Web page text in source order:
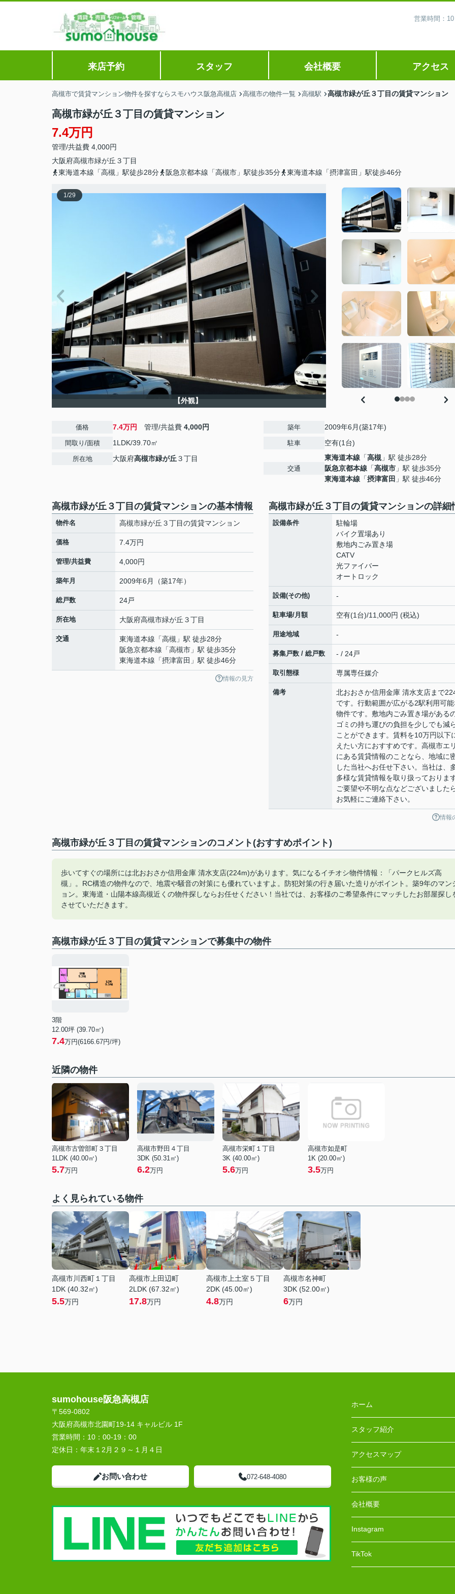
営業時間：
来店予約 スタッフ 会社概要 アクセス
高槻市で賃貸マンション物件を探すならスモハウス阪急高槻店 高槻市の物件一覧 高槻駅 高槻市緑が丘３丁目の賃貸マンション
高槻市緑が丘３丁目の賃貸マンション
7.4万円
管理/共益費 4,000円
大阪府高槻市緑が丘 ３丁目
東海道本線「高槻」駅徒歩28分
阪急京都本線「高槻市」駅徒歩35分 東海道本線「摂津富田」駅徒歩46分
1/29
【外観】
価格 7.4万円 管理/共益費 4,000円
間取り/面積 1LDK/39.70㎡
所在地 大阪府高槻市緑が丘 ３丁目
築年 2009年6月(築17年)
駐車 空有(1台)
交通
東海道本線 「高槻 」駅 徒歩28分
阪急京都本線 「高槻市 」駅 徒歩35分
東海道本線 「摂津富田 」駅 徒歩46分
高槻市緑が丘３丁目の賃貸マンションの基本情報
物件名 高槻市緑が丘３丁目の賃貸マンション
価格 7.4万円
管理/共益費 4,000円
築年月 2009年6月（築17年）
総戸数 24戸
所在地 大阪府高槻市緑が丘 ３丁目
交通 東海道本線 「高槻 」駅 徒歩28分
阪急京都本線 「高槻市 」駅 徒歩35分
東海道本線 「摂津富田 」駅 徒歩46分
情報の見方
高槻市緑が丘３丁目の賃貸マンションの詳細
設備条件
駐輪場
バイク置場あり
敷地内ごみ置き場
CATV
光ファイバー
オートロック
設備(その他) -
駐車場/月額 空有(1台)/11,000円 (税込)
用途地域 -
募集戸数 / 総戸数 - / 24戸
取引態様 専属専任媒介
備考
北おおさか信用金庫 清水支店まで
です。行動範囲が広がる2駅利用可
物件です。敷地内ごみ置き場がある
ゴミの持ち運びの負担を少しでも減
ことができます。賃料を10万円以下
えたい方におすすめです。高槻市エ
にある賃貸情報のことなら、地域に
した当社へお任せ下さい。当社は、
多様な賃貸情報を取り扱っておりま
ご要望や不明な点などございました
お気軽にご連絡下さい。
情報
高槻市緑が丘３丁目の賃貸マンションのコメント(おすすめポイント)
歩いてすぐの場所には北おおさか信用金庫 清水支店(224m)があります。気になるイチオシ物件情報：「パークヒルズ高
槻」。RC構造の物件なので、地震や騒音の対策にも優れていますよ。防犯対策の行き届いた造りがポイント。築9年のマン
ョン。東海道・山陽本線高槻近くの物件探しならお任せください！当社では、お客様のご希望条件にマッチしたお部屋探し
させていただきます。
高槻市緑が丘３丁目の賃貸マンションで募集中の物件
3階
12.00坪 (39.70㎡)
7.4万円(6166.67円/坪)
近隣の物件
高槻市古曽部町３丁目
1LDK (40.00㎡)
5.7万円
高槻市野田４丁目
3DK (50.31㎡)
6.2万円
高槻市栄町１丁目
3K (40.00㎡)
5.6万円
高槻市如是町
1K (20.00㎡)
3.5万円
よく見られている物件
高槻市川西町１丁目
1DK (40.32㎡)
5.5万円
高槻市上田辺町
2LDK (67.32㎡)
17.8万円
高槻市上土室５丁目
2DK (45.00㎡)
4.8万円
高槻市名神町
3DK (52.00㎡)
6万円
sumohouse阪急高槻店
〒569-0802
大阪府高槻市北園町19-14 キャルビル 1F
営業時間： 10：00-19：00
定休日： 年末１2月２９～１月４日
お問い合わせ 072-648-4080
ホーム
スタッフ紹介
アクセスマップ
お客様の声
会社概要
Instagram
TikTok